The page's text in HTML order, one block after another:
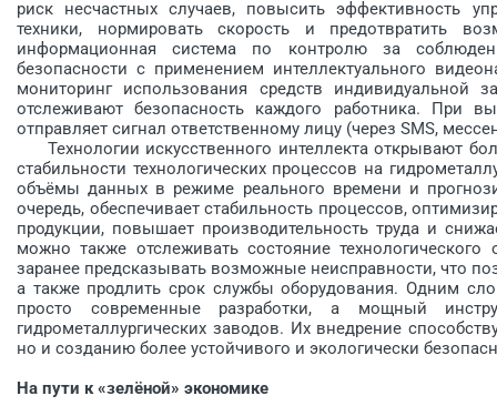
риск несчастных случаев, повысить эффективность
техники, нормировать скорость и предотвратить
информационная система по контролю за
безопасности с применением интеллектуального
мониторинг использования средств
отслеживают безопасность каждого работника. При
отправляет сигнал ответственному лицу (через SMS,
Технологии искусственного интеллекта открывают
стабильности технологических процессов на
объёмы данных в режиме реального времени и
очередь, обеспечивает стабильность процессов,
продукции, повышает производительность труда и
можно также отслеживать состояние
заранее предсказывать возможные неис­правности, что
а также продлить срок службы оборудования. Одним
просто современные разработки, а мощный
гидрометаллургических заводов. Их внедрение
но и созданию более устойчивого и экологически
На пути к «зелёной» экономике